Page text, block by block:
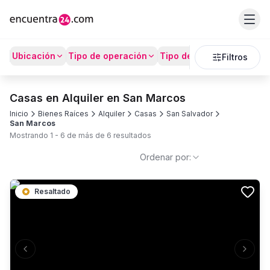
Ubicación Tipo de operación Tipo de Propiedad
Filtros
Casas en Alquiler en San Marcos
Inicio Bienes Raíces Alquiler Casas
San Salvador
San Marcos
Mostrando 1 - 6 de más de 6 resultados
Ordenar por:
Previous slide Next
Resaltado